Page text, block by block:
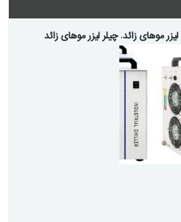
لیزر موهای زائد،چیلر لیزر موهای زائد